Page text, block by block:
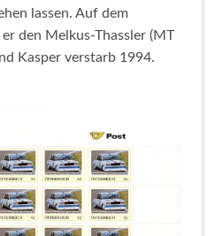
lassen. Auf dem
den Melkus-Thassler (MT
Kasper verstarb 1994.